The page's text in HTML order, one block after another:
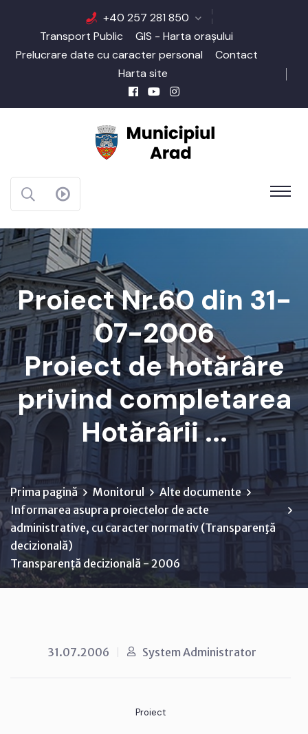
+40 257 281 850
Transport Public
GIS - Harta orașului
Prelucrare date cu caracter personal
Contact
Harta site
Proiect Nr.60 din 31-
07-2006
Proiect de hotărâre
privind completarea
Hotărârii ...
Prima pagină Monitorul
Alte documente
Informarea asupra proiectelor de acte
administrative, cu caracter normativ (Transparenţă
decizională)
Transparență decizională - 2006
31.07.2006 System Administrator
Proiect